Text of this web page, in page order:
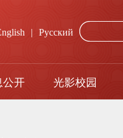
Русский
|
公开 光影校园